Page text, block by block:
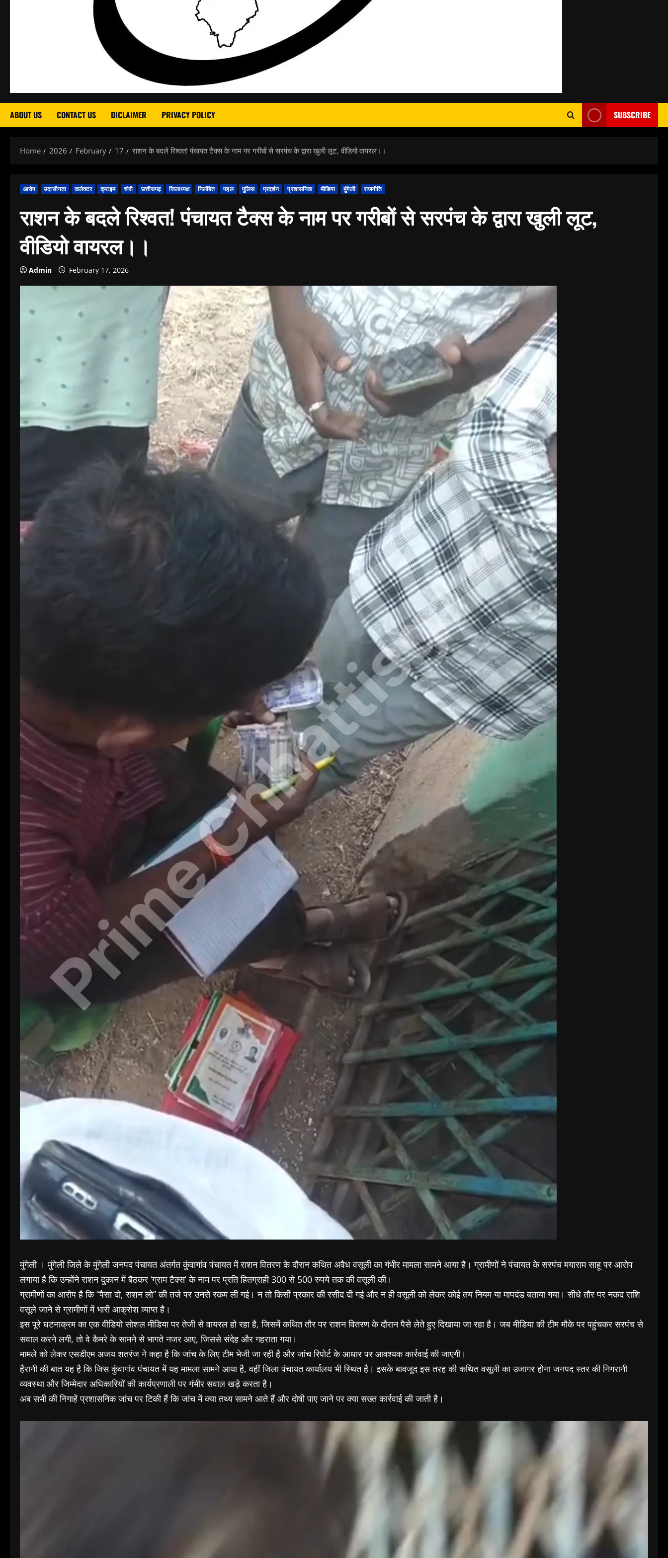
ABOUT US CONTACT US DICLAIMER PRIVACY POLICY SUBSCRIBE
Home 2026 February 17 राशन के बदले रिश्वत! पंचायत टैक्स के नाम पर गरीबों से सरपंच के द्वारा खुली लूट, वीडियो वायरल।।
आरोप उदासीनता कलेक्टर क्राइम चोरी छत्तीसगढ़ जिलाध्यक्ष निलंबित पहल पुलिस प्रदर्शन प्रशासनिक मीडिया मुंगेली राजनीति
राशन के बदले रिश्वत! पंचायत टैक्स के नाम पर गरीबों से सरपंच के द्वारा खुली लूट,
वीडियो वायरल।।
Admin February 17, 2026
मुंगेली । मुंगेली जिले के मुंगेली जनपद पंचायत अंतर्गत कुंवागांव पंचायत में राशन वितरण के दौरान कथित अवैध वसूली का गंभीर मामला सामने आया है। ग्रामीणों ने पंचायत के सरपंच मयाराम साहू पर आरोप
लगाया है कि उन्होंने राशन दुकान में बैठकर ‘ग्राम टैक्स’ के नाम पर प्रति हितग्राही 300 से 500 रुपये तक की वसूली की।
ग्रामीणों का आरोप है कि “पैसा दो, राशन लो” की तर्ज पर उनसे रकम ली गई। न तो किसी प्रकार की रसीद दी गई और न ही वसूली को लेकर कोई तय नियम या मापदंड बताया गया। सीधे तौर पर नकद राशि
वसूले जाने से ग्रामीणों में भारी आक्रोश व्याप्त है।
इस पूरे घटनाक्रम का एक वीडियो सोशल मीडिया पर तेजी से वायरल हो रहा है, जिसमें कथित तौर पर राशन वितरण के दौरान पैसे लेते हुए दिखाया जा रहा है। जब मीडिया की टीम मौके पर पहुंचकर सरपंच से
सवाल करने लगी, तो वे कैमरे के सामने से भागते नजर आए, जिससे संदेह और गहराता गया।
मामले को लेकर एसडीएम अजय शतरंज ने कहा है कि जांच के लिए टीम भेजी जा रही है और जांच रिपोर्ट के आधार पर आवश्यक कार्रवाई की जाएगी।
हैरानी की बात यह है कि जिस कुंवागांव पंचायत में यह मामला सामने आया है, वहीं जिला पंचायत कार्यालय भी स्थित है। इसके बावजूद इस तरह की कथित वसूली का उजागर होना जनपद स्तर की निगरानी
व्यवस्था और जिम्मेदार अधिकारियों की कार्यप्रणाली पर गंभीर सवाल खड़े करता है।
अब सभी की निगाहें प्रशासनिक जांच पर टिकी हैं कि जांच में क्या तथ्य सामने आते हैं और दोषी पाए जाने पर क्या सख्त कार्रवाई की जाती है।